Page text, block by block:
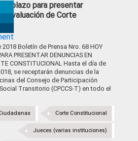
el plazo para presentar
evaluación de Corte
Boletín de Prensa Nro. 68 HOY
PRESENTAR DENUNCIAS EN
CONSTITUCIONAL Hasta el día de
se receptarán denuncias de la
del Consejo de Participación
Transitorio (CPCCS-T) en todo el
Corte Constitucional
Jueces (varias instituciones)